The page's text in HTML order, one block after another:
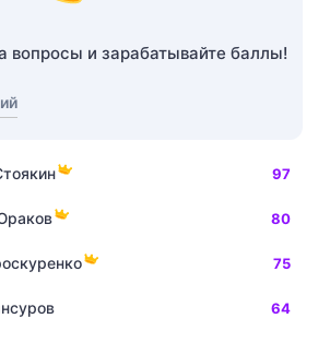
вопросы и зарабатывайте баллы!
97
80
75
64